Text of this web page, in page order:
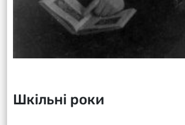
Шкільні роки